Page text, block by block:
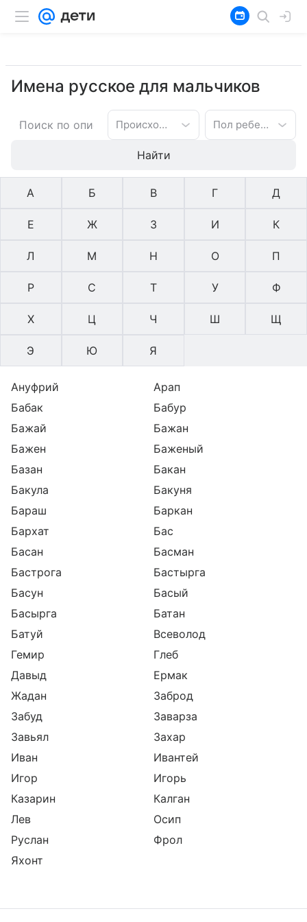
Имена русское для мальчиков
Происхождение имени Пол ребенка
Найти
А Б В Г Д
Е Ж З И К
Л М Н О П
Р С Т У Ф
Х Ц Ч Ш Щ
Э Ю Я
Ануфрий
Арап
Бабак
Бабур
Бажай
Бажан
Бажен
Баженый
Базан
Бакан
Бакула
Бакуня
Бараш
Баркан
Бархат
Бас
Басан
Басман
Бастрога
Бастырга
Басун
Басый
Басырга
Батан
Батуй
Всеволод
Гемир
Глеб
Давыд
Ермак
Жадан
Заброд
Забуд
Заварза
Завьял
Захар
Иван
Ивантей
Игор
Игорь
Казарин
Калган
Лев
Осип
Руслан
Фрол
Яхонт